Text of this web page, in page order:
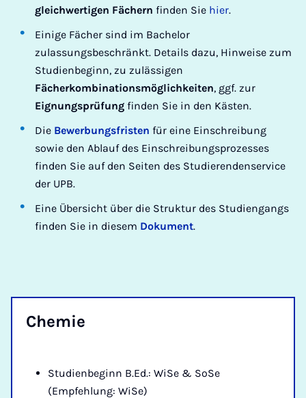
gleichwertigen Fächernfinden Sie hier.
Einige Fächer sind im Bachelor
zulassungsbeschränkt. Details dazu, Hinweise zum
Studienbeginn, zu zulässigen
Fächerkombinationsmöglichkeiten, ggf. zur
Eignungsprüfung finden Sie in den Kästen.
Die Bewerbungsfristen für eine Einschreibung
sowie den Ablauf des Einschreibungsprozesses
finden Sie auf den Seiten des Studierendenservice
der UPB.
Eine Übersicht über die Struktur des Studiengangs
finden Sie in diesem Dokument.
Che­mie
Studienbeginn B.Ed.: WiSe & SoSe
(Empfehlung: WiSe)